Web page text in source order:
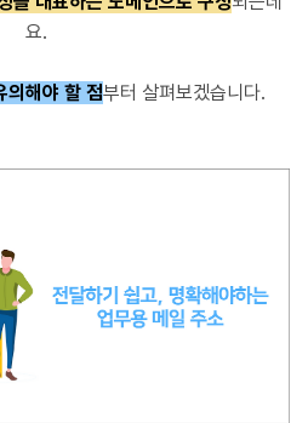
요.
의해야 할 점부터 살펴보겠습니다.